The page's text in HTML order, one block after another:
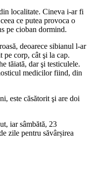
localitate. Cineva i-ar fi
ce putea provoca o
pe cioban dormind.
deoarece sibianul l-ar
pe corp, cât şi la cap.
tăiată, dar şi testiculele.
medicilor fiind, din
este căsătorit şi are doi
iar sâmbătă, 23
zile pentru săvârșirea